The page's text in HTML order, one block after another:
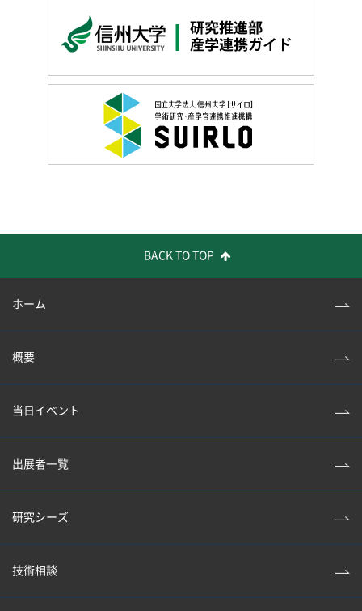
BACK TO TOP
ホーム
概要
当日イベント
出展者一覧
研究シーズ
技術相談